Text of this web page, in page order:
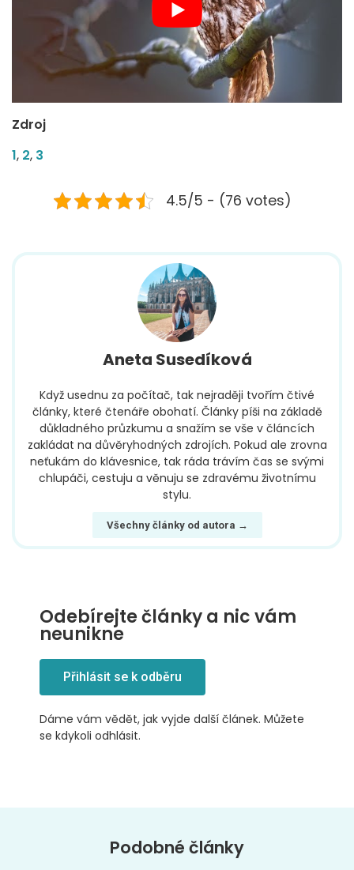
Zdroj
1, 2, 3
4.5/5 - (76 votes)
Aneta Susedíková
Když usednu za počítač, tak nejraději tvořím čtivé
články, které čtenáře obohatí. Články píši na základě
důkladného průzkumu a snažím se vše v článcích
zakládat na důvěryhodných zdrojích. Pokud ale zrovna
neťukám do klávesnice, tak ráda trávím čas se svými
chlupáči, cestuju a věnuju se zdravému životnímu
stylu.
Všechny články od autora →
Odebírejte články a nic vám
neunikne
Přihlásit se k odběru
Dáme vám vědět, jak vyjde další článek. Můžete
se kdykoli odhlásit.
Podobné články